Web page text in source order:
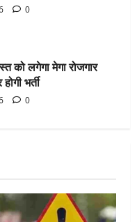
0
को लगेगा मेगा रोजगार
भर्ती
0